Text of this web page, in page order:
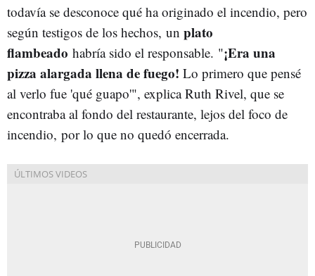
todavía se desconoce qué ha originado el incendio, pero
según testigos de los hechos, un plato
flambeado habría sido el responsable. "¡Era una
pizza alargada llena de fuego! Lo primero que pensé
al verlo fue 'qué guapo'", explica Ruth Rivel, que se
encontraba al fondo del restaurante, lejos del foco de
incendio, por lo que no quedó encerrada.